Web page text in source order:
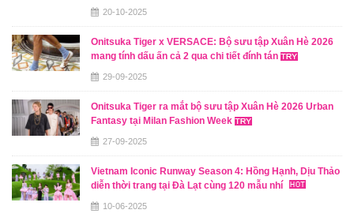
20-10-2025
Onitsuka Tiger x VERSACE: Bộ sưu tập Xuân Hè 2026
mang tính dấu ấn cả 2 qua chi tiết đính tán
29-09-2025
Onitsuka Tiger ra mắt bộ sưu tập Xuân Hè 2026 Urban
Fantasy tại Milan Fashion Week
27-09-2025
Vietnam Iconic Runway Season 4: Hồng Hạnh, Dịu Thảo
diễn thời trang tại Đà Lạt cùng 120 mẫu nhí
10-06-2025